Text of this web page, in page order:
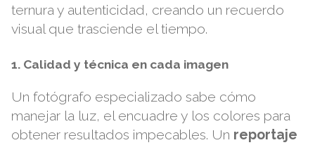
ternura y autenticidad, creando un recuerdo
visual que trasciende el tiempo.
1. Calidad y técnica en cada imagen
Un fotógrafo especializado sabe cómo
manejar la luz, el encuadre y los colores para
obtener resultados impecables. Un reportaje